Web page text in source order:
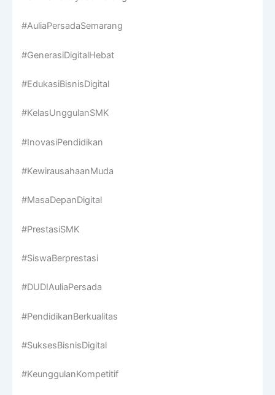
#AuliaPersadaSemarang
#GenerasiDigitalHebat
#EdukasiBisnisDigital
#KelasUnggulanSMK
#InovasiPendidikan
#KewirausahaanMuda
#MasaDepanDigital
#PrestasiSMK
#SiswaBerprestasi
#DUDIAuliaPersada
#PendidikanBerkualitas
#SuksesBisnisDigital
#KeunggulanKompetitif